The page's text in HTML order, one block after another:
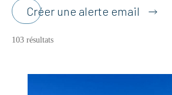
Créer une alerte email
103 résultats